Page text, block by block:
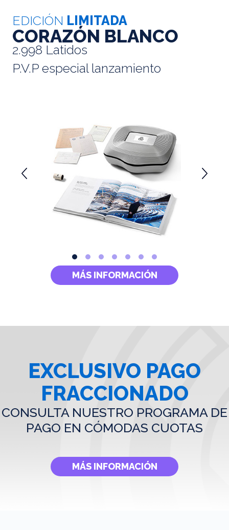
EDICIÓN LIMITADA
CORAZÓN BLANCO
2.998 Latidos
P.V.P especial lanzamiento
MÁS INFORMACIÓN
EXCLUSIVO PAGO
FRACCIONADO
CONSULTA NUESTRO PROGRAMA DE
PAGO EN CÓMODAS CUOTAS
MÁS INFORMACIÓN